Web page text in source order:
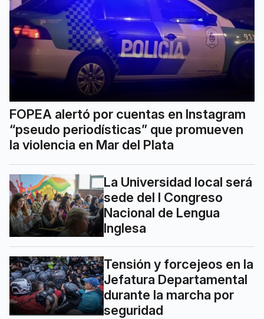
FOPEA alertó por cuentas en Instagram
“pseudo periodísticas” que promueven
la violencia en Mar del Plata
La Universidad local será
sede del I Congreso
Nacional de Lengua
Inglesa
Tensión y forcejeos en la
Jefatura Departamental
durante la marcha por
seguridad